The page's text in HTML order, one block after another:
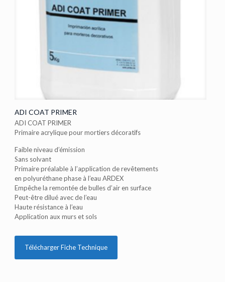
ADI COAT PRIMER
ADI COAT PRIMER
Primaire acrylique pour mortiers décoratifs
Faible niveau d’émission
Sans solvant
Primaire préalable à l’application de revêtements
en polyuréthane phase à l’eau ARDEX
Empêche la remontée de bulles d’air en surface
Peut-être dilué avec de l’eau
Haute résistance à l’eau
Application aux murs et sols
Télécharger Fiche Technique